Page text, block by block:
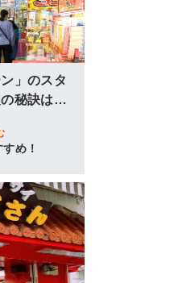
」のスタ
秘訣はこ
め！